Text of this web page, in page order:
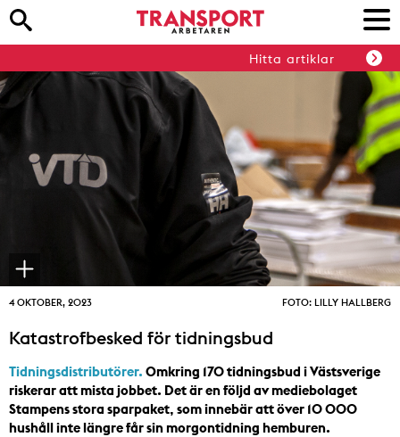
Hitta artiklar
4 OKTOBER, 2023 FOTO: LILLY HALLBERG
Katastrofbesked för tidningsbud
Tidningsdistributörer. Omkring 170 tidningsbud i Västsverige
riskerar att mista jobbet. Det är en följd av mediebolaget
Stampens stora sparpaket, som innebär att över 10 000
hushåll inte längre får sin morgontidning hemburen.